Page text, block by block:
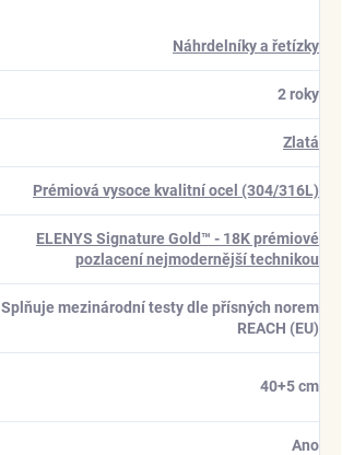
Náhrdelníky a řetízky
2 roky
Zlatá
Prémiová vysoce kvalitní ocel (304/316L)
ELENYS Signature Gold™ - 18K prémiové
pozlacení nejmodernější technikou
Splňuje mezinárodní testy dle přísných norem
REACH (EU)
40+5 cm
Ano